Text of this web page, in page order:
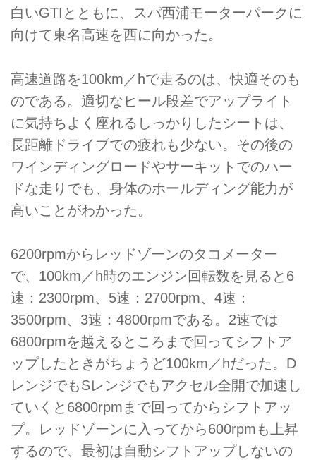
白いGTIとともに、スパ西浦モーターパークに
向けて東名高速を西に向かった。
高速道路を100km／hで走るのは、快適そのも
のである。適切なヒール段差でアップライト
に気持ちよく座れるしっかりしたシートは、
長距離ドライブでの疲れも少ない。その後の
ワインディングロードやサーキットでのハー
ドな走りでも、身体のホールディング能力が
高いことがわかった。
6200rpmからレッドゾーンのタコメーター
で、100km／h時のエンジン回転数を見ると6
速：2300rpm、5速：2700rpm、4速：
3500rpm、3速：4800rpmである。2速では
6800rpmを越えるところまで回ってシフトア
ップしたときがちょうど100km／hだった。D
レンジでもSレンジでもアクセル全開で加速し
ていくと6800rpmまで回ってからシフトアッ
プ。レッドゾーンに入ってから600rpmも上昇
するので、最初は自動シフトアップしないの